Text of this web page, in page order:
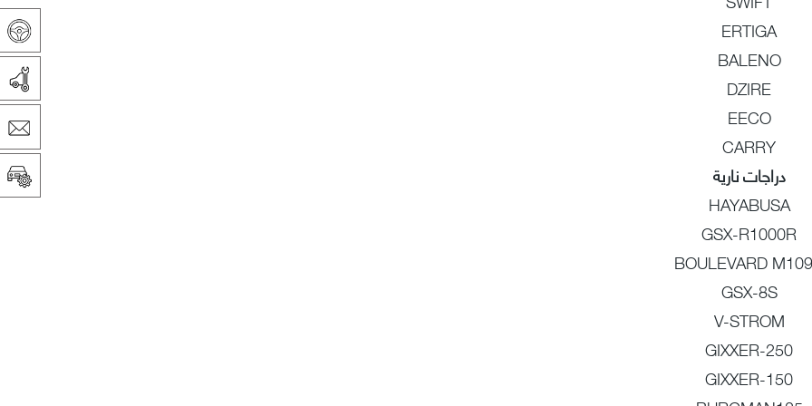
ERTIGA
BALENO
DZIRE
EECO
CARRY
دراجات نارية
HAYABUSA
GSX-R1000R
BOULEVARD
GSX-8S
V-STROM
GIXXER-250
GIXXER-150